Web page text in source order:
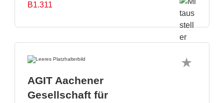
B1.311
AGIT Aachener
Gesellschaft für